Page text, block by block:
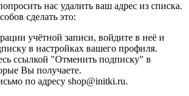
нас удалить ваш адрес из списка.
сделать это:
учётной записи, войдите в неё и
в настройках вашего профиля.
ссылкой "Отменить подписку" в
Вы получаете.
по адресу shop@initki.ru.